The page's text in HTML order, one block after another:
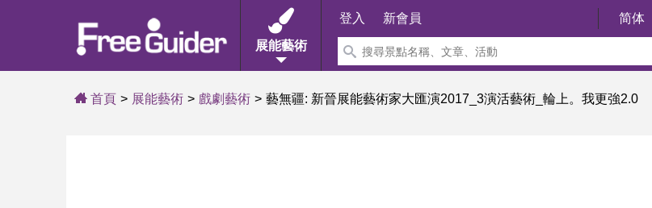
展能藝術
登入 新會員 简体
首頁 展能藝術 戲劇藝術 藝無疆: 新晉展能藝術家大匯演2017_3演活藝術_輪上。我更強2.0